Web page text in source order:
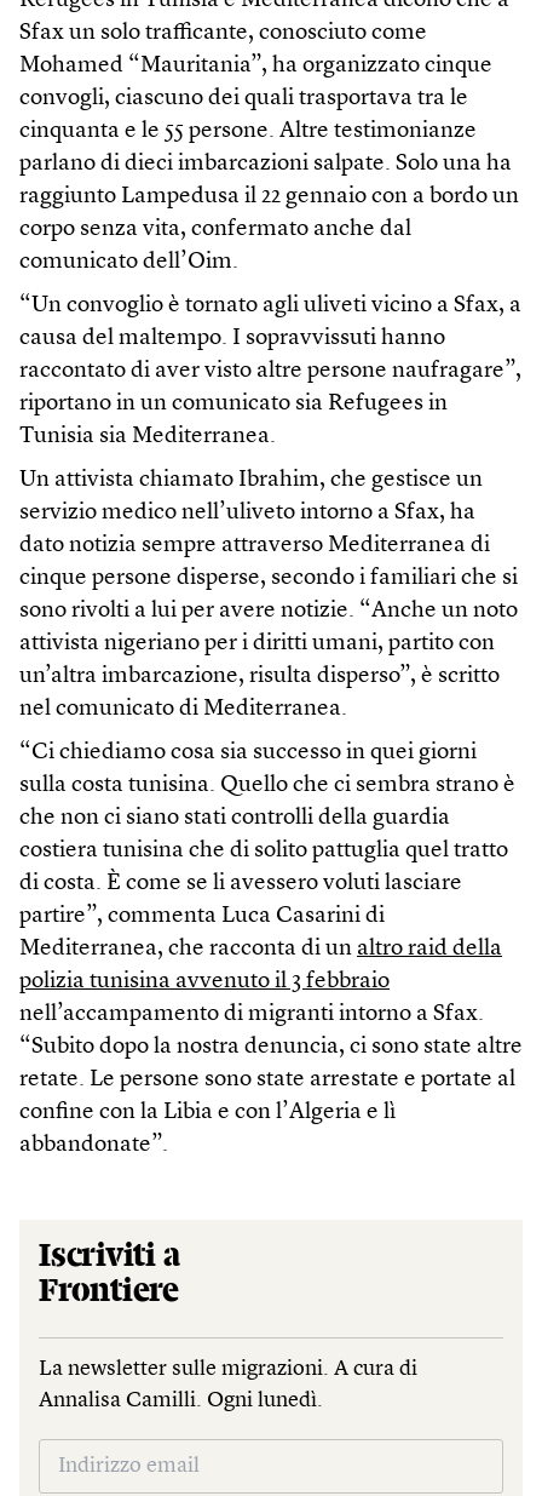
Sfax un solo trafficante, conosciuto come
Mohamed “Mauritania”, ha organizzato cinque
convogli, ciascuno dei quali trasportava tra le
cinquanta e le 55 persone. Altre testimonianze
parlano di dieci imbarcazioni salpate. Solo una ha
raggiunto Lampedusa il 22 gennaio con a bordo un
corpo senza vita, confermato anche dal
comunicato dell’Oim.
“Un convoglio è tornato agli uliveti vicino a Sfax, a
causa del maltempo. I sopravvissuti hanno
raccontato di aver visto altre persone naufragare”,
riportano in un comunicato sia Refugees in
Tunisia sia Mediterranea.
Un attivista chiamato Ibrahim, che gestisce un
servizio medico nell’uliveto intorno a Sfax, ha
dato notizia sempre attraverso Mediterranea di
cinque persone disperse, secondo i familiari che si
sono rivolti a lui per avere notizie. “Anche un noto
attivista nigeriano per i diritti umani, partito con
un’altra imbarcazione, risulta disperso”, è scritto
nel comunicato di Mediterranea.
“Ci chiediamo cosa sia successo in quei giorni
sulla costa tunisina. Quello che ci sembra strano è
che non ci siano stati controlli della guardia
costiera tunisina che di solito pattuglia quel tratto
di costa. È come se li avessero voluti lasciare
partire”, commenta Luca Casarini di
Mediterranea, che racconta di un altro raid della
polizia tunisina avvenuto il 3 febbraio
nell’accampamento di migranti intorno a Sfax.
“Subito dopo la nostra denuncia, ci sono state altre
retate. Le persone sono state arrestate e portate al
confine con la Libia e con l’Algeria e lì
abbandonate”.
Iscriviti a
Frontiere
La newsletter sulle migrazioni. A cura di
Annalisa Camilli. Ogni lunedì.